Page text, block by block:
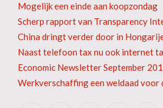
Mogelijk een einde aan koopzondag
Scherp rapport van Transparency
China dringt verder door in
Naast telefoon tax nu ook internet
Economic Newsletter September
Werkverschaffing een weldaad voor